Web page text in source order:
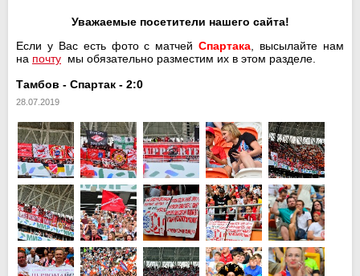
Уважаемые посетители нашего сайта!
Если у Вас есть фото с матчейСпартака , высылайте нам
на почту мы обязательно разместим их в этом разделе.
Тамбов - Спартак - 2:0
28.07.2019